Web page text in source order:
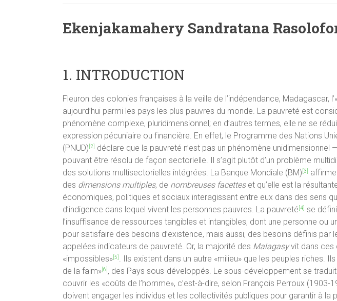
Ekenjakamahery Sandratana
1. INTRODUCTION
Fleuron des colonies françaises à la veille de l’indépendance, Madagascar,
aujourd’hui parmi les pays les plus pauvres du monde. La pauvreté est
phénomène complexe, pluridimensionnel; en d’autres termes, elle ne se
expression pécuniaire ou financière. En effet, le Programme des Nations
(PNUD) [2]
déclare que la pauvreté n’est pas un phénomène unidimensionnel
pouvant être résolu de façon sectorielle. Il s’agit plutôt d’un problème
des solutions multisectorielles intégrées. La Banque Mondiale (BM) [3]
des dimensions multiples, de nombreuses facetteset qu’elle est la
économiques, politiques et sociaux interagissant entre eux dans des sens
d’indigence dans lequel vivent les personnes pauvres. La pauvreté [4]
se
l’insuffisance de ressources tangibles et intangibles, dont une personne ou
pour satisfaire des besoins d’existence, mais aussi, des besoins définis par
appelées indicateurs de pauvreté. Or, la majorité des Malagasyvit dans ces
«impossibles» [5] . Ils existent dans un autre «milieu» que les peuples riches.
de la faim» [6] , des Pays sous-développés. Le sous-développement se
couvrir les «coûts de l’homme», c’est-à-dire, selon François Perroux (1903-
doivent engager les individus et les collectivités publiques pour garantir à la